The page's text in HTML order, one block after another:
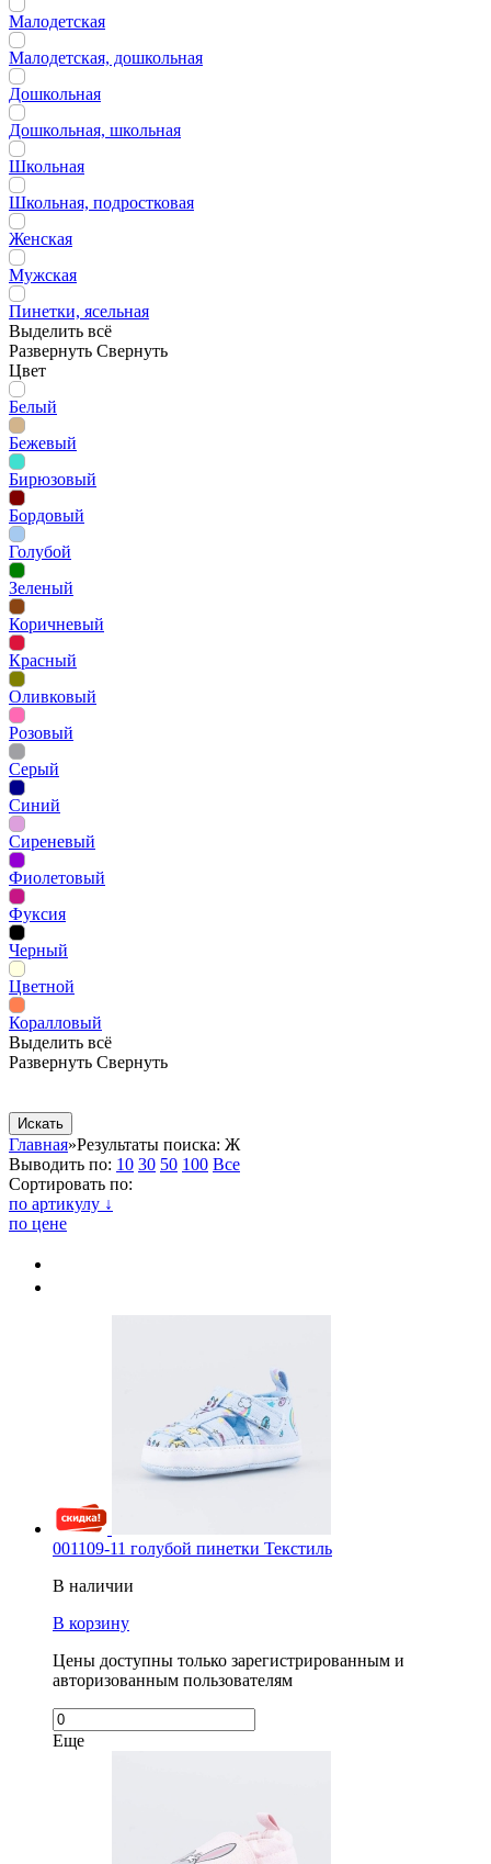
Малодетская
Малодетская, дошкольная
Дошкольная
Дошкольная, школьная
Школьная
Школьная, подростковая
Женская
Мужская
Пинетки, ясельная
Выделить всё
Развернуть Свернуть
Цвет
Белый
Бежевый
Бирюзовый
Бордовый
Голубой
Зеленый
Коричневый
Красный
Оливковый
Розовый
Серый
Синий
Сиреневый
Фиолетовый
Фуксия
Черный
Цветной
Коралловый
Выделить всё
Развернуть Свернуть
Главная»Результаты поиска: Ж
Выводить по: 10 30 50 100 Все
Сортировать по:
по артикулу ↓
по цене
001109-11 голубой пинетки Текстиль
В наличии
В корзину
Цены доступны только зарегистрированным и
авторизованным пользователям
Еще